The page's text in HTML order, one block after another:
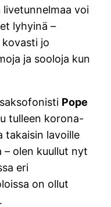
voi
lyhyinä –
jo
ja sooloja kun
Pope
tulleen korona-
takaisin lavoille
– olen kuullut nyt
eri
on ollut